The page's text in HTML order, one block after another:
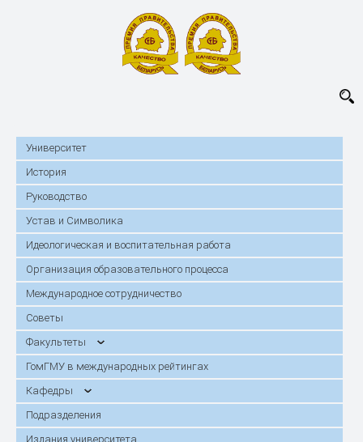
Университет
История
Руководство
Устав и Символика
Идеологическая и воспитательная работа
Организация образовательного процесса
Международное сотрудничество
Советы
Факультеты
ГомГМУ в международных рейтингах
Кафедры
Подразделения
Издания университета